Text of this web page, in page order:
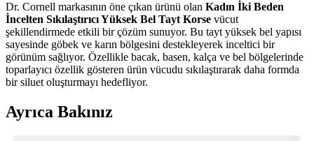
Dr. Cornell markasının öne çıkan ürünü olan Kadın İki Beden
İncelten Sıkılaştırıcı Yüksek Bel Tayt Korse vücut
şekillendirmede etkili bir çözüm sunuyor. Bu tayt yüksek bel yapısı
sayesinde göbek ve karın bölgesini destekleyerek inceltici bir
görünüm sağlıyor. Özellikle bacak, basen, kalça ve bel bölgelerinde
toparlayıcı özellik gösteren ürün vücudu sıkılaştırarak daha formda
bir siluet oluşturmayı hedefliyor.
Ayrıca Bakınız